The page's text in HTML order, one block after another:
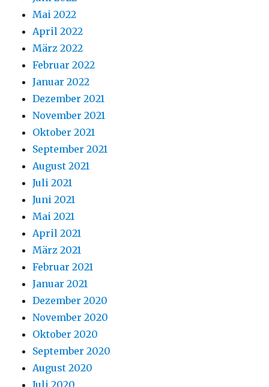
Mai 2022
April 2022
März 2022
Februar 2022
Januar 2022
Dezember 2021
November 2021
Oktober 2021
September 2021
August 2021
Juli 2021
Juni 2021
Mai 2021
April 2021
März 2021
Februar 2021
Januar 2021
Dezember 2020
November 2020
Oktober 2020
September 2020
August 2020